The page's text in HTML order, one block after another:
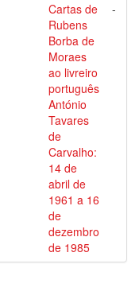
Cartas de
Rubens
Borba de
Moraes
ao livreiro
português
António
Tavares
de
Carvalho:
14 de
abril de
1961 a 16
de
dezembro
de 1985
-